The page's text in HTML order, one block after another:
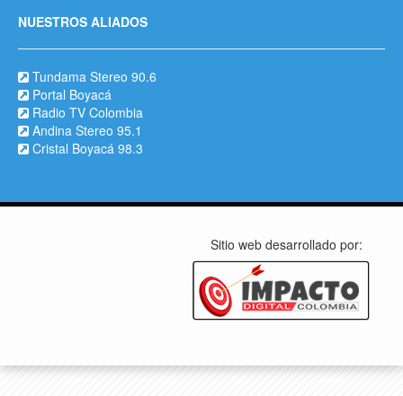
NUESTROS ALIADOS
Tundama Stereo 90.6
Portal Boyacá
Radio TV Colombia
Andina Stereo 95.1
Cristal Boyacá 98.3
Sitio web desarrollado por: